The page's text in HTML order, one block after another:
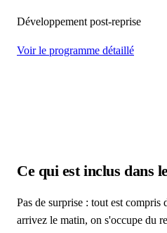
Développement post-reprise
Voir le programme détaillé
Ce qui estinclus dans
Pas de surprise : tout est
arrivez le matin, on s'occupe du